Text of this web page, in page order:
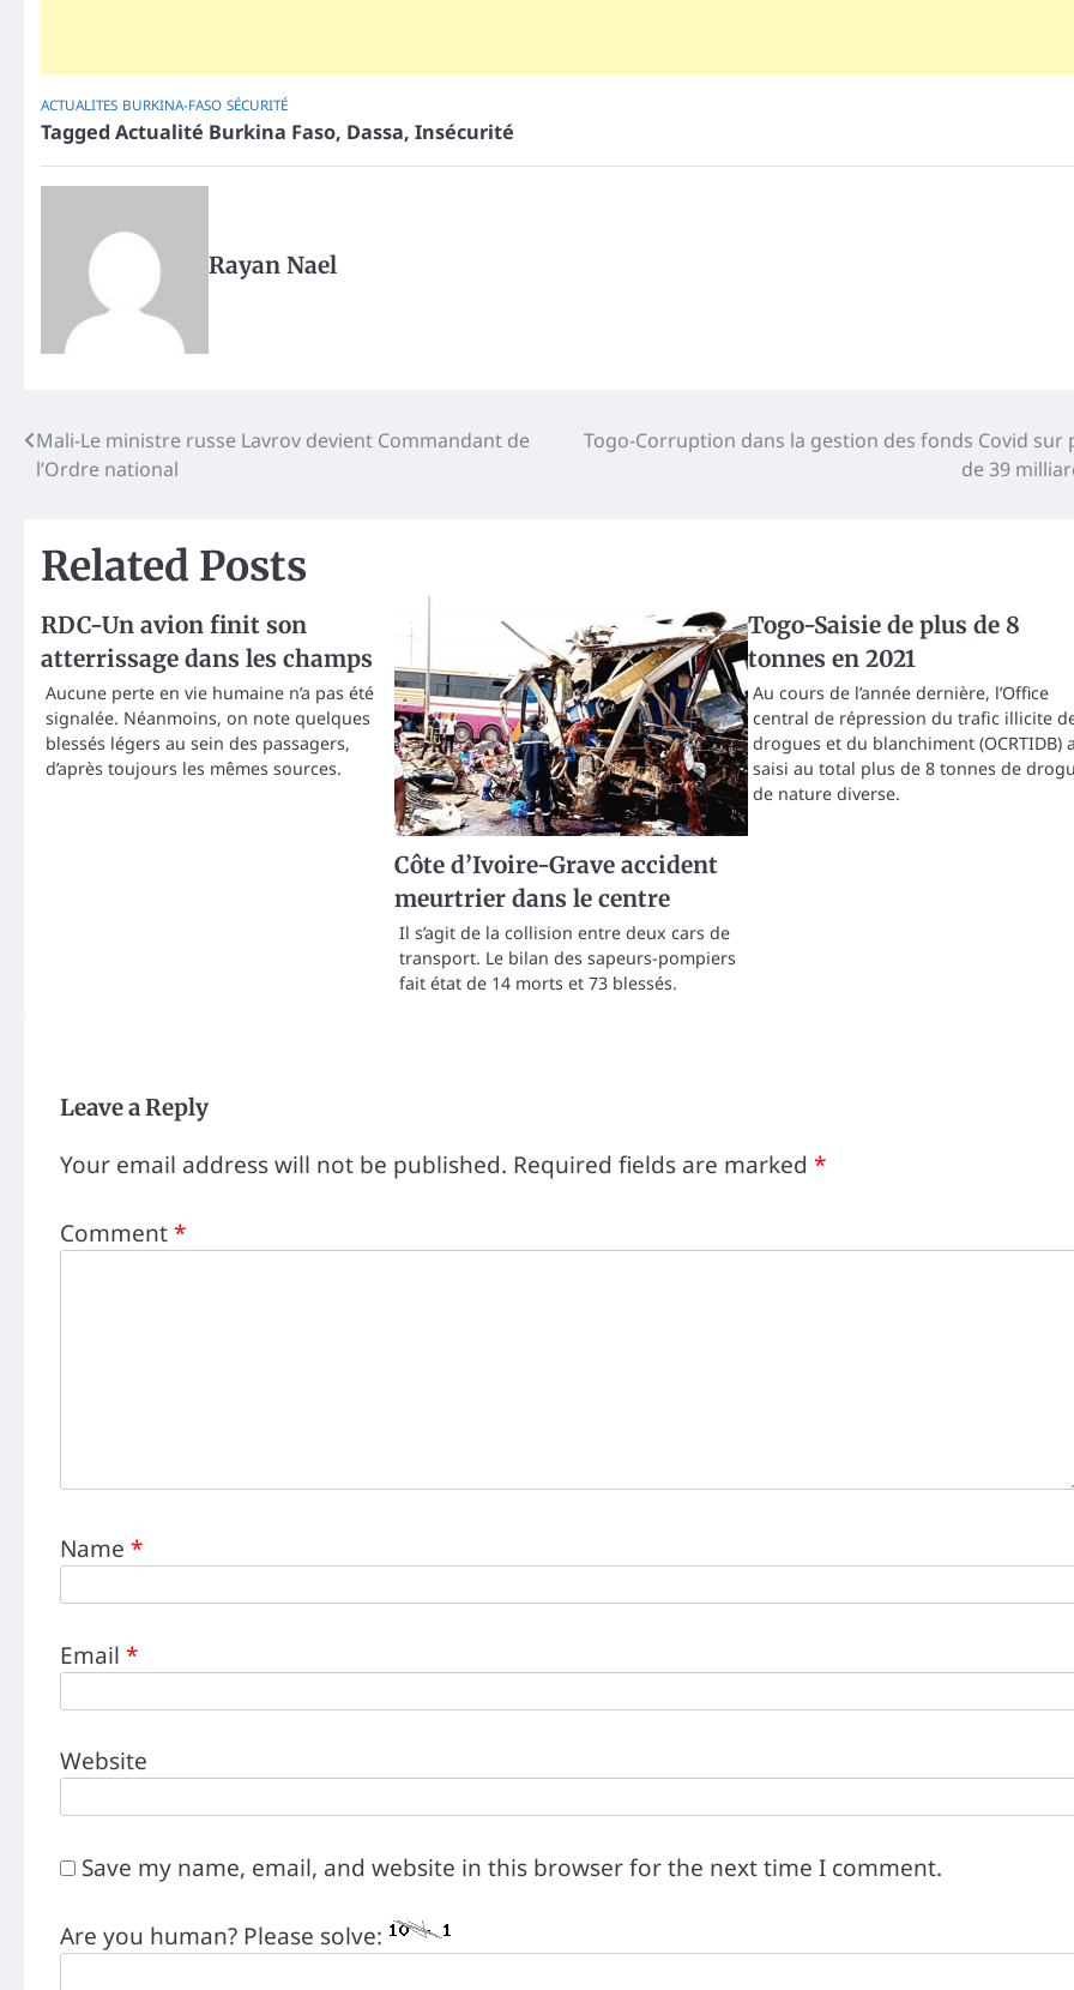
ACTUALITES BURKINA-FASO SÉCURITÉ
Tagged Actualité Burkina Faso, Dassa, Insécurité
Rayan Nael
Post
navigation
Mali-Le ministre russe Lavrov devient Commandant de
l’Ordre national
Togo-Corruption dans la gestion des fonds Covid sur
de 39
Related Posts
RDC-Un avion finit son
atterrissage dans les champs
Aucune perte en vie humaine n’a pas été
signalée. Néanmoins, on note quelques
blessés légers au sein des passagers,
d’après toujours les mêmes sources.
Côte d’Ivoire-Grave accident
meurtrier dans le centre
Il s’agit de la collision entre deux cars de
transport. Le bilan des sapeurs-pompiers
fait état de 14 morts et 73 blessés.
Togo-Saisie de plus de 8
tonnes en 2021
Au cours de l’année dernière, l’Office
central de répression du trafic illicite
drogues et du blanchiment (OCRTIDB)
saisi au total plus de 8 tonnes de
de nature diverse.
Leave a Reply
Your email address will not be published. Required fields are marked *
Comment*
Name *
Email *
Website
Save my name, email, and website in this browser for the next time I comment.
Are you human? Please solve: